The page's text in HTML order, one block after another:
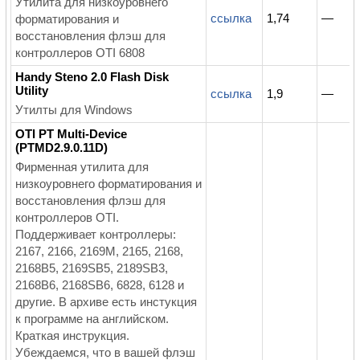
форматирования и
восстановления флэш для
контроллеров OTI 6808
ссылка 1,74 —
Handy Steno 2.0 Flash Disk
Utility
Утилты для Windows
ссылка 1,9 —
OTI PT Multi-Device
(PTMD2.9.0.11D)
Фирменная утилита для
низкоуровнего форматирования и
восстановления флэш для
контроллеров OTI.
Поддерживает контроллеры:
2167, 2166, 2169M, 2165, 2168,
2168B5, 2169SB5, 2189SB3,
2168B6, 2168SB6, 6828, 6128 и
другие. В архиве есть инстукция
к программе на английском.
Краткая инструкция.
Убеждаемся, что в вашей флэш